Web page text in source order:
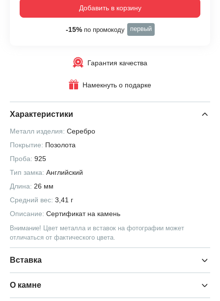
Добавить в корзину
-15%по промокоду первый
Гарантия качества
Намекнуть о подарке
Характеристики
Металл изделия: Серебро
Покрытие: Позолота
Проба: 925
Тип замка: Английский
Длина: 26 мм
Средний вес: 3,41 г
Описание: Сертификат на камень
Внимание! Цвет металла и вставок на фотографии может
отличаться от фактического цвета.
Вставка
О камне